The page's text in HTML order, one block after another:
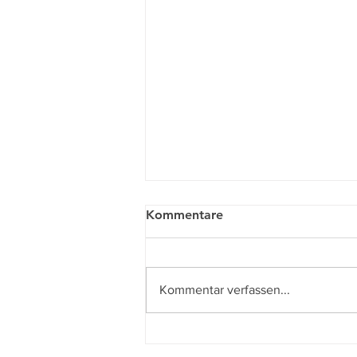
Jazz, hält jung!
Kommentare
Kommentar verfassen...